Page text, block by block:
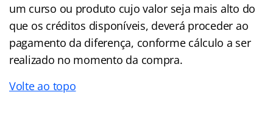
um curso ou produto cujo valor seja mais alto do
que os créditos disponíveis, deverá proceder ao
pagamento da diferença, conforme cálculo a ser
realizado no momento da compra.
Volte ao topo